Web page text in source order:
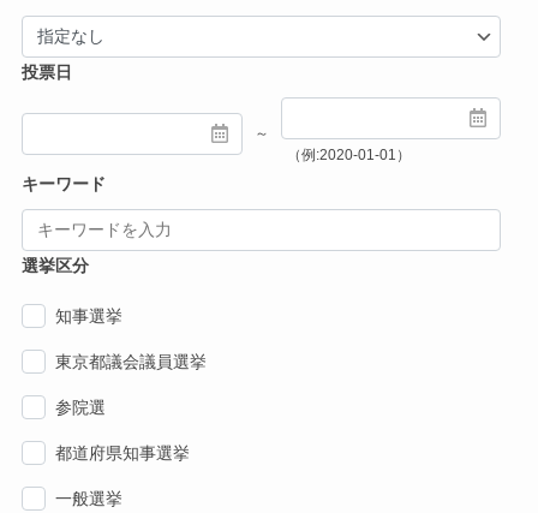
投票日
～
（例:2020-01-01）
キーワード
選挙区分
知事選挙
東京都議会議員選挙
参院選
都道府県知事選挙
一般選挙